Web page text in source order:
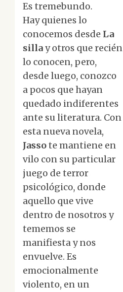
Es tremebundo.
Hay quienes lo
conocemos desde La
sillay otros que recién
lo conocen, pero,
desde luego, conozco
a pocos que hayan
quedado indiferentes
ante su literatura. Con
esta nueva novela,
Jassote mantiene en
vilo con su particular
juego de terror
psicológico, donde
aquello que vive
dentro de nosotros y
tememos se
manifiesta y nos
envuelve. Es
emocionalmente
violento, en un